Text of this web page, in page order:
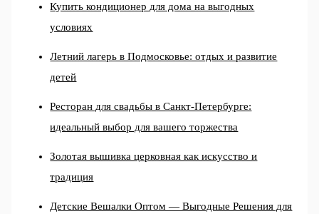
Купить кондиционер для дома на выгодных
условиях
Летний лагерь в Подмосковье: отдых и развитие
детей
Ресторан для свадьбы в Санкт-Петербурге:
идеальный выбор для вашего торжества
Золотая вышивка церковная как искусство и
традиция
Детские Вешалки Оптом — Выгодные Решения для